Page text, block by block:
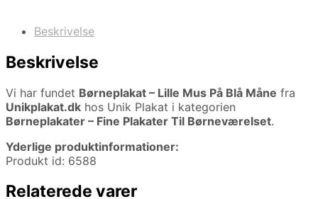
Beskrivelse
Beskrivelse
Vi har fundet Børneplakat – Lille Mus På Blå Måne fra
Unikplakat.dk hos Unik Plakat i kategorien
Børneplakater – Fine Plakater Til Børneværelset.
Yderlige produktinformationer:
Produkt id: 6588
Relaterede varer